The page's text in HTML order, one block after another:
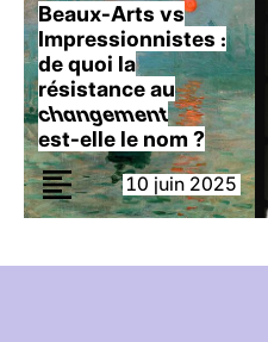
Beaux-Arts vs
Impressionnistes :
de quoi la
résistance au
changement
est-elle le nom ?
10 juin 2025